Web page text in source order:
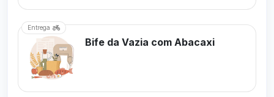
Entrega
Bife da Vazia com Abacaxi